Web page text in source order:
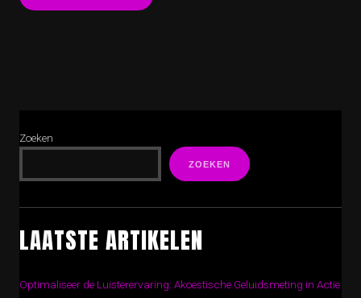
Zoeken
ZOEKEN
LAATSTE ARTIKELEN
Optimaliseer de Luisterervaring: Akoestische Geluidsmeting in Actie